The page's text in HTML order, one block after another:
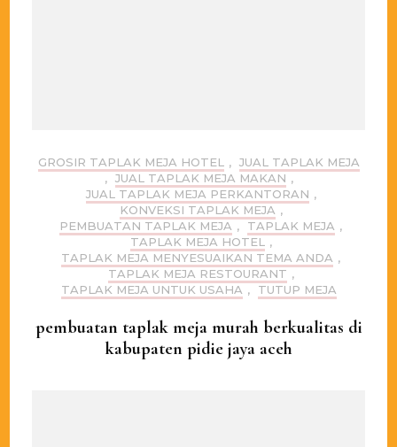
GROSIR TAPLAK MEJA HOTEL , JUAL TAPLAK MEJA
, JUAL TAPLAK MEJA MAKAN ,
JUAL TAPLAK MEJA PERKANTORAN ,
KONVEKSI TAPLAK MEJA ,
PEMBUATAN TAPLAK MEJA , TAPLAK MEJA ,
TAPLAK MEJA HOTEL
,
TAPLAK MEJA MENYESUAIKAN TEMA ANDA ,
TAPLAK MEJA RESTOURANT ,
TAPLAK MEJA UNTUK USAHA , TUTUP MEJA
pembuatan taplak meja murah berkualitas di
kabupaten pidie jaya aceh